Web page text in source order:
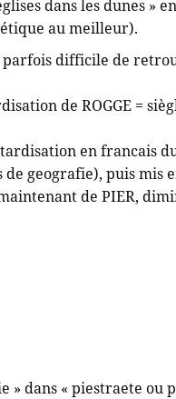
dans les dunes »
au meilleur).
difficile de
de ROGGE =
en francais
geografie), puis mis
de PIER,
» dans « piestraete ou